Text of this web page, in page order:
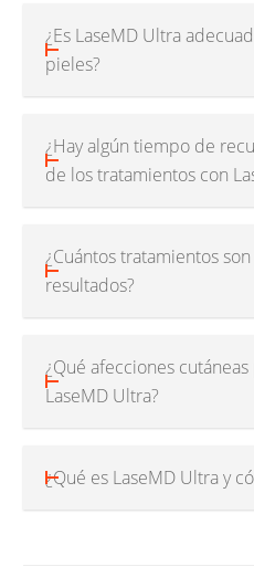
¿Es LaseMD Ultra
pieles?
¿Hay algún tiempo de
de los tratamientos con
¿Cuántos tratamientos
resultados?
¿Qué afecciones
LaseMD Ultra?
¿Qué es LaseMD Ultra y